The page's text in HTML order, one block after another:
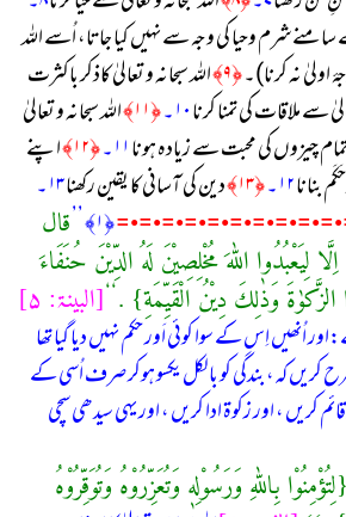
شرم وحیا کی وجہ سے نہیں کیا جاتا، اُسے اللہ
نہ کرنا)۔﴿۹﴾ اللہ سبحانہ و تعالیٰ كاذكر باكثرت
سے ملاقات كی تمنا كرنا۱۰۔ ﴿۱۱﴾
اللہ سبحانہ و تعالیٰ
چیزوں كی محبت سے زیادہ ہونا۱۱۔ ﴿۱۲﴾
اپنے
بنانا۱۲۔ ﴿۱۳﴾ دین كی آسانی كا یقین ركھنا۱۳۔
﴿۱﴾ ’’
قال
لِیَعْبُدُوا اللّٰهَ مُخْلِصِیْنَ لَهُ الدِّیْنَ حُنَفَاءَ
الزَّكوٰةَ وَذٰلِكَ دِیْنُ الْقَیِّمَةِ} .‘‘[البینۃ: ۵]
اُنھیں اِس کے سوا کوئی اَور حکم نہیں دیا گیا تھا
کریں کہ، بندگی کو بالکل یکسو ہوکر صرف اُسی کے
کریں ، اور زکوۃ ادا کریں ، اور یہی سیدھی سچی
بِاللّٰهِ وَرَسُوْلِهٖ وَتُعَزِّرُوْهُ وَتُوَقِّرُوْهُ